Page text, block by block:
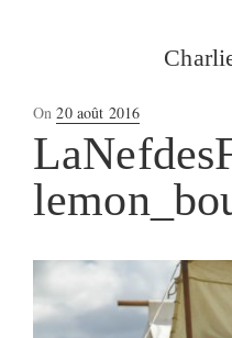
OnPosted
20 août 2016